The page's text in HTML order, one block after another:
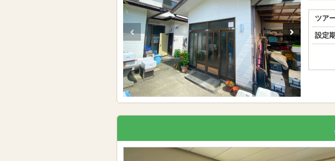
ツア
設定